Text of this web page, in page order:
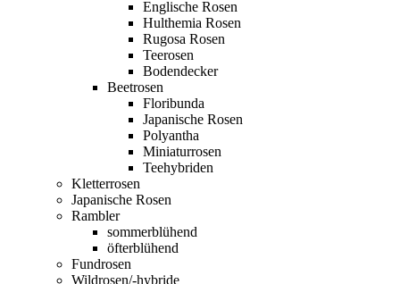
Englische Rosen
Hulthemia Rosen
Rugosa Rosen
Teerosen
Bodendecker
Beetrosen
Floribunda
Japanische Rosen
Polyantha
Miniaturrosen
Teehybriden
Kletterrosen
Japanische Rosen
Rambler
sommerblühend
öfterblühend
Fundrosen
Wildrosen/-hybride